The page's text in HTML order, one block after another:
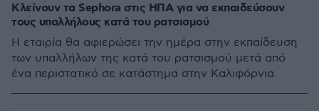
Κλείνουν τα Sephora στις ΗΠΑ για να εκπαιδεύσουν
τους υπαλλήλους κατά του ρατσισμού
Η εταιρία θα αφιερώσει την ημέρα στην εκπαίδευση
των υπαλλήλων της κατά του ρατσισμού μετά από
ένα περιστατικό σε κατάστημα στην Καλιφόρνια